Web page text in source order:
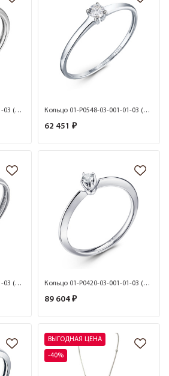
Кольцо 01-P0385-03-001-01-03 (Au 585) Кольцо 01-P0548-03-001-01-03 (Au 585)
62 451 ₽
Кольцо 01-P0519-03-001-01-03 (Au 585) Кольцо 01-P0420-03-001-01-03 (Au 585)
89 604 ₽
ВЫГОДНАЯ ЦЕНА
-40%